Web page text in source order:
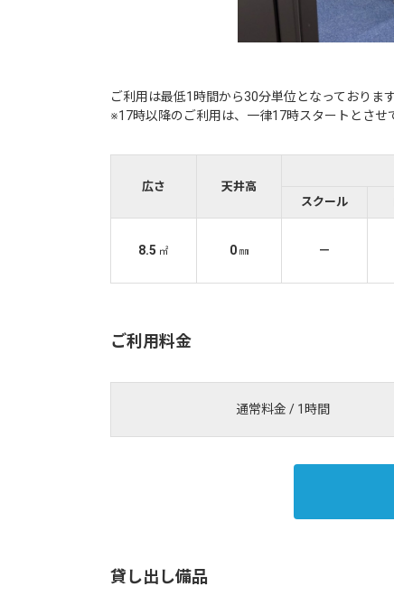
ご利用は最低1時間から30分単位となっておりま
※17時以降のご利用は、一律17時スタートとさせ
広さ 天井高
スクール
8.5 ㎡ 0 ㎜ －
ご利用料金
通常料金 / 1時間
貸し出し備品